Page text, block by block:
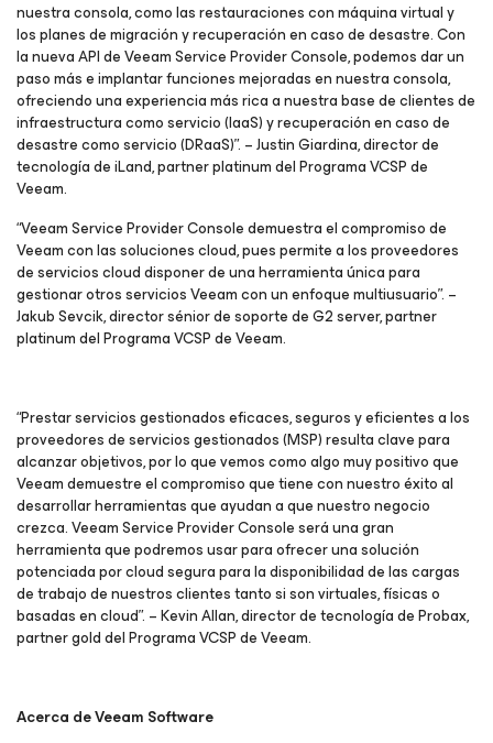
nuestra consola, como las restauraciones con máquina virtual y
los planes de migración y recuperación en caso de desastre. Con
la nueva API de Veeam Service Provider Console, podemos dar un
paso más e implantar funciones mejoradas en nuestra consola,
ofreciendo una experiencia más rica a nuestra base de clientes de
infraestructura como servicio (IaaS) y recuperación en caso de
desastre como servicio (DRaaS)”. – Justin Giardina, director de
tecnología de iLand, partner platinum del Programa VCSP de
Veeam.
“Veeam Service Provider Console demuestra el compromiso de
Veeam con las soluciones cloud, pues permite a los proveedores
de servicios cloud disponer de una herramienta única para
gestionar otros servicios Veeam con un enfoque multiusuario”. –
Jakub Sevcik, director sénior de soporte de G2 server, partner
platinum del Programa VCSP de Veeam.
“Prestar servicios gestionados eficaces, seguros y eficientes a los
proveedores de servicios gestionados (MSP) resulta clave para
alcanzar objetivos, por lo que vemos como algo muy positivo que
Veeam demuestre el compromiso que tiene con nuestro éxito al
desarrollar herramientas que ayudan a que nuestro negocio
crezca. Veeam Service Provider Console será una gran
herramienta que podremos usar para ofrecer una solución
potenciada por cloud segura para la disponibilidad de las cargas
de trabajo de nuestros clientes tanto si son virtuales, físicas o
basadas en cloud”. – Kevin Allan, director de tecnología de Probax,
partner gold del Programa VCSP de Veeam.
Acerca de Veeam Software